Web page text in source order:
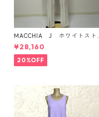
MACCHIA J ホワイトスト
ライプ柄パンツ イタリア製
¥28,160
20%OFF